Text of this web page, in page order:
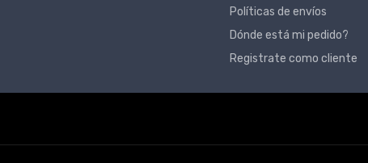
Políticas de envíos
Dónde está mi pedido?
Registrate como cliente